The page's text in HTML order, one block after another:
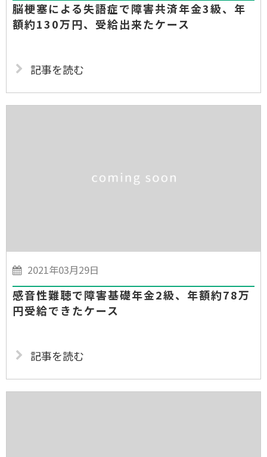
脳梗塞による失語症で障害共済年金3級、年
額約130万円、受給出来たケース
記事を読む
2021年03月29日
感音性難聴で障害基礎年金2級、年額約78万
円受給できたケース
記事を読む